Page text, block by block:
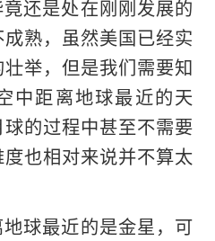
还是处在刚刚发展的
熟，虽然美国已经实
举，但是我们需要知
中距离地球最近的天
的过程中甚至不需要
也相对来说并不算太
球最近的是金星，可